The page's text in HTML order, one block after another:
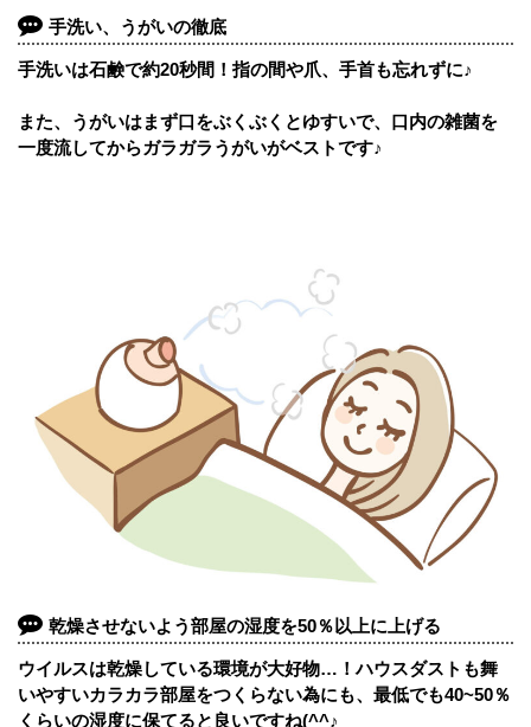
手洗い、うがいの徹底
手洗いは石鹸で約20秒間！指の間や爪、手首も忘れずに♪
また、うがいはまず口をぶくぶくとゆすいで、口内の雑菌を
一度流してからガラガラうがいがベストです♪
乾燥させないよう部屋の湿度を50％以上に上げる
ウイルスは乾燥している環境が大好物…！ハウスダストも舞
いやすいカラカラ部屋をつくらない為にも、最低でも40~50％
くらいの湿度に保てると良いですね(^^♪